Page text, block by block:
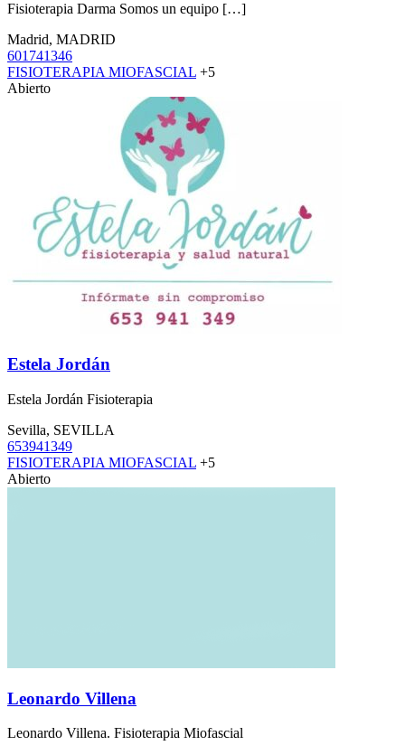
Fisioterapia Darma Somos un equipo […]
Madrid, MADRID
601741346
FISIOTERAPIA MIOFASCIAL +5
Abierto
Estela Jordán
Estela Jordán Fisioterapia
Sevilla, SEVILLA
653941349
FISIOTERAPIA MIOFASCIAL +5
Abierto
Leonardo Villena
Leonardo Villena. Fisioterapia Miofascial